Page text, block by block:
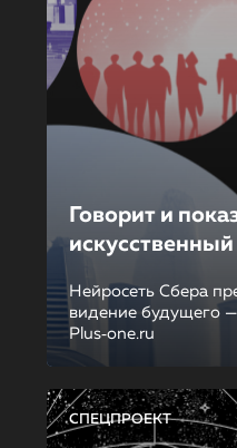
Говорит и
Нейросеть Сбера
видение будущего
Plus‑one.ru
СПЕЦПРОЕКТ